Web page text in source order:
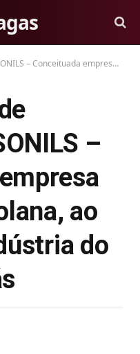
angolana, ao serviço da Indústria do Petróleo e Gás
–
ao
do